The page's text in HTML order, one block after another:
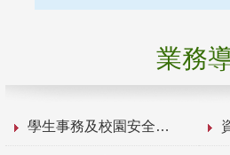
業務
學生事務及校園安全